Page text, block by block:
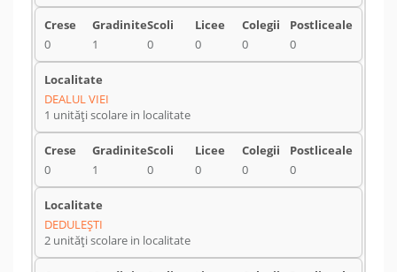
0 1 0 0 0 0
DEALUL VIEI
1 unități scolare in localitate
0 1 0 0 0 0
DEDULEŞTI
2 unități scolare in localitate